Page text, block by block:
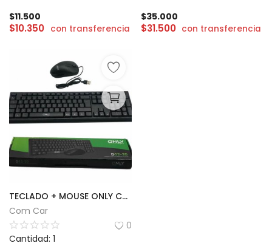
$11.500
$10.350 con transferencia
$35.000
$31.500 con transferencia
TECLADO + MOUSE ONLY CON CABLE | D52-20
Com Car
0
Cantidad: 1